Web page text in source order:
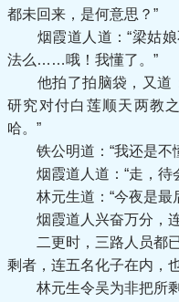
都未回来，是何意思？”
烟霞道人道：“梁姑娘
法么……哦！我懂了。”
他拍了拍脑袋，又道：
研究对付白莲顺天两教
哈。”
铁公明道：“我还是不
烟霞道人道：“走，待
林元生道：“今夜是最
烟霞道人兴奋万分，连
二更时，三路人员都已
剩者，连五名化子在内，
林元生令吴为非把所剩